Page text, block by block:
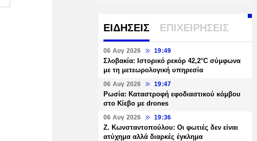
ΕΙΔΗΣΕΙΣ ΕΠΙΧΕΙΡΗΣΕΙΣ
06 Αυγ 2026 19:49
Σλοβακία: Ιστορικό ρεκόρ 42,2°C σύμφωνα
με τη μετεωρολογική υπηρεσία
06 Αυγ 2026 19:47
Ρωσία: Καταστροφή εφοδιαστικού κόμβου
στο Κίεβο με drones
06 Αυγ 2026 19:36
Ζ. Κωνσταντοπούλου: Οι φωτιές δεν είναι
ατύχημα αλλά διαρκές έγκλημα